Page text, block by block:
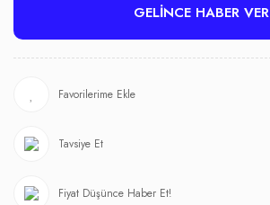
GELİNCE HABER VER
Tavsiye Et
Fiyat Düşünce Haber Et!